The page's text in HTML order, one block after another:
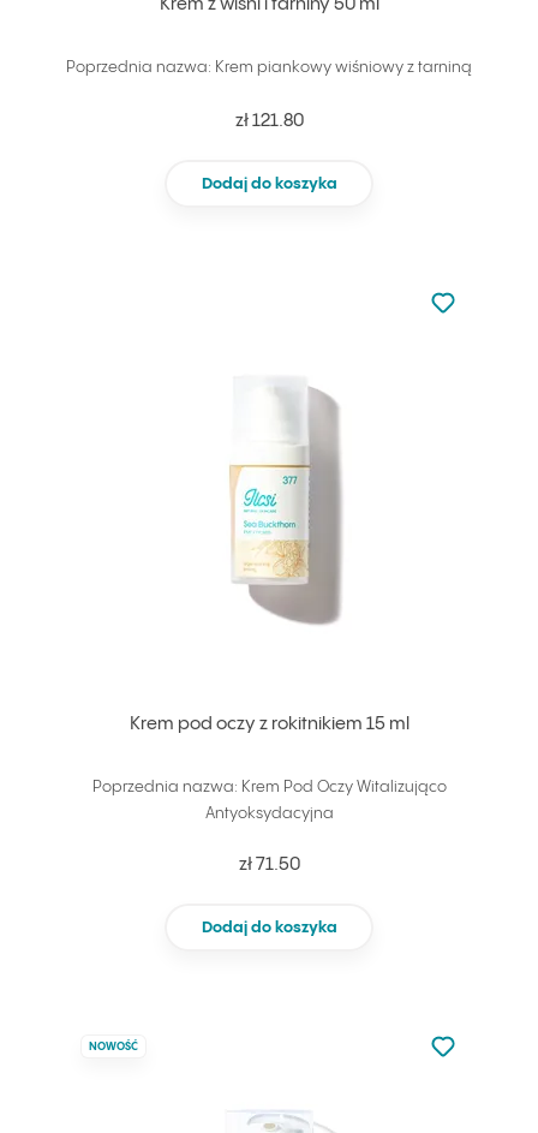
Krem z wiśni i tarniny 50 ml
Poprzednia nazwa: Krem piankowy wiśniowy z tarniną
zł 121.80
Dodaj do koszyka
Krem pod oczy z rokitnikiem 15 ml
Poprzednia nazwa: Krem Pod Oczy Witalizująco
Antyoksydacyjna
zł 71.50
Dodaj do koszyka
Nie dodano
Dodaj do
NOWOŚĆ
Nie dodano
Dodaj do